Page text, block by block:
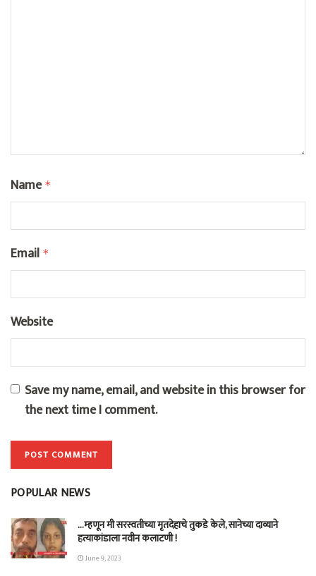
Name *
Email *
Website
Save my name, email, and website in this browser for
the next time I comment.
POPULAR NEWS
…म्हणून मी सरस्वतीच्या मृतदेहाचे तुकडे केले, सानेच्या दाव्याने
हत्याकांडाला नवीन कलाटणी !
June 9, 2023